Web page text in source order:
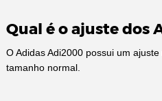
Qual é o ajuste dos
O Adidas Adi2000 possui um
tamanho normal.